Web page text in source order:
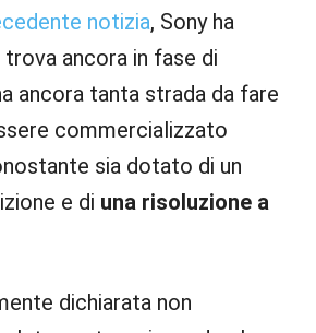
notizia, Sony ha
ancora in fase di
ancora tanta strada da fare
commercializzato
sia dotato di un
e di una risoluzione a
dichiarata non